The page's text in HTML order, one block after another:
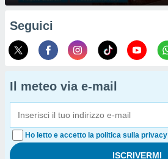
Seguici
Il meteo via e-mail
Ho letto e accetto la politica sulla privacy